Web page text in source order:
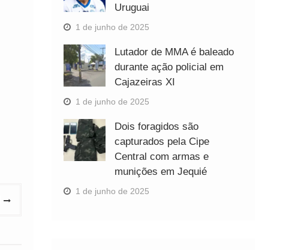
Uruguai
1 de junho de 2025
Lutador de MMA é baleado
durante ação policial em
Cajazeiras XI
1 de junho de 2025
Dois foragidos são
capturados pela Cipe
Central com armas e
munições em Jequié
1 de junho de 2025